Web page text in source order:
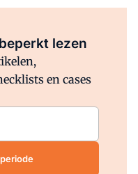
lezen
en cases